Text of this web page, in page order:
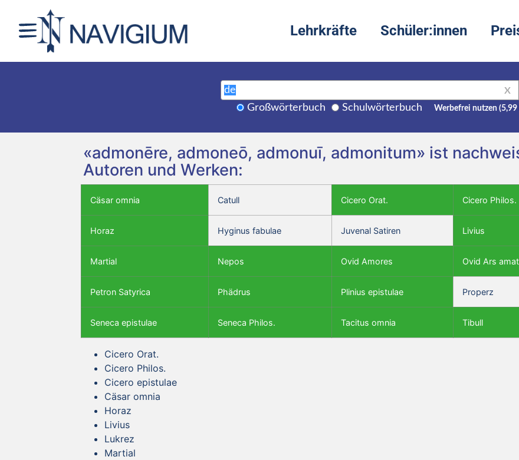
Lehrkräfte Schüler:innen
X
Großwörterbuch Schulwörterbuch Werbefrei nutzen (5,99
«admonēre, admoneō, admonuī, admonitum» ist
Autoren und Werken:
Cäsar omnia Catull Cicero Orat. Cicero Philos.
Horaz Hyginus fabulae Juvenal Satiren Livius
Martial Nepos Ovid Amores Ovid Ars
Petron Satyrica Phädrus Plinius epistulae Properz
Seneca epistulae Seneca Philos. Tacitus omnia Tibull
Cicero Orat.
Cicero Philos.
Cicero epistulae
Cäsar omnia
Horaz
Livius
Lukrez
Martial